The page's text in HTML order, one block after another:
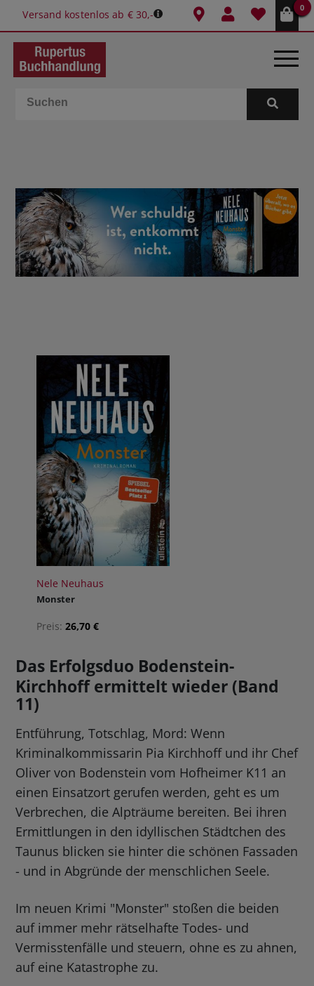
Versand kostenlos ab € 30,-
0
BÜCHER
SPIELE
GESCHENKIDEEN & MEHR
SCHULE & BÜRO
Nele Neuhaus
Monster
Preis:26,70 €
Das Erfolgsduo Bodenstein-
Kirchhoff ermittelt wieder (Band
11)
Entführung, Totschlag, Mord: Wenn
Kriminalkommissarin Pia Kirchhoff und ihr Chef
Oliver von Bodenstein vom Hofheimer K11 an
einen Einsatzort gerufen werden, geht es um
Verbrechen, die Alpträume bereiten. Bei ihren
Ermittlungen in den idyllischen Städtchen des
Taunus blicken sie hinter die schönen Fassaden
- und in Abgründe der menschlichen Seele.
Im neuen Krimi "Monster" stoßen die beiden
auf immer mehr rätselhafte Todes- und
Vermisstenfälle und steuern, ohne es zu ahnen,
auf eine Katastrophe zu.